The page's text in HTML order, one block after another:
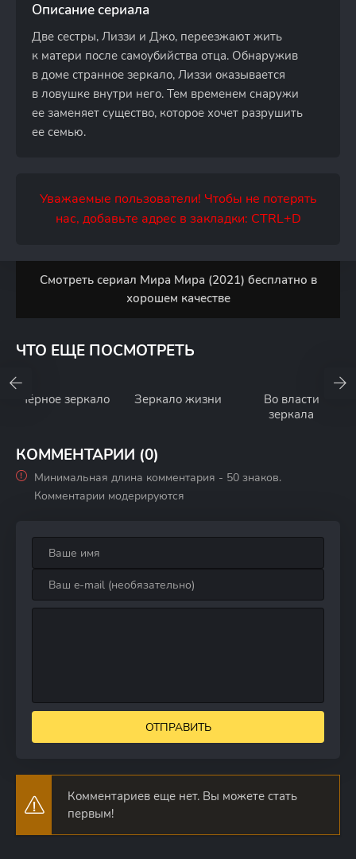
Описание сериала
Две сестры, Лиззи и Джо, переезжают жить
к матери после самоубийства отца. Обнаружив
в доме странное зеркало, Лиззи оказывается
в ловушке внутри него. Тем временем снаружи
ее заменяет существо, которое хочет разрушить
ее семью.
Уважаемые пользователи! Чтобы не потерять
нас, добавьте адрес в закладки: CTRL+D
Смотреть сериал Мира Мира (2021) бесплатно в
хорошем качестве
ЧТО ЕЩЕ ПОСМОТРЕТЬ
Чёрное зеркало Зеркало жизни
Во власти
зеркала
КОММЕНТАРИИ (0)
Минимальная длина комментария - 50 знаков.
Комментарии модерируются
ОТПРАВИТЬ
Комментариев еще нет. Вы можете стать
первым!